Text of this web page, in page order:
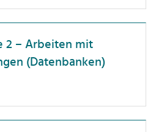
2 – Arbeiten mit
(Datenbanken)